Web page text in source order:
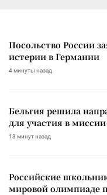
Посольство России
истерии в Германии
4 минуты назад
Бельгия решила
для участия в
13 минут назад
Российские
мировой олимпиаде